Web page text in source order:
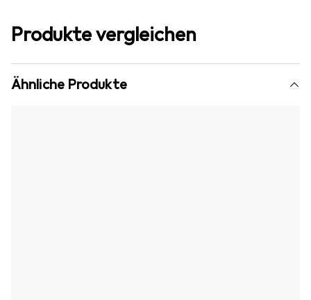
Produkte vergleichen
Ähnliche Produkte